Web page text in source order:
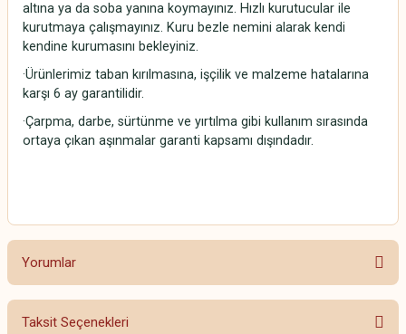
altına ya da soba yanına koymayınız. Hızlı kurutucular ile
kurutmaya çalışmayınız. Kuru bezle nemini alarak kendi
kendine kurumasını bekleyiniz.
·Ürünlerimiz taban kırılmasına, işçilik ve malzeme hatalarına
karşı 6 ay garantilidir.
·Çarpma, darbe, sürtünme ve yırtılma gibi kullanım sırasında
ortaya çıkan aşınmalar garanti kapsamı dışındadır.
Yorumlar
Taksit Seçenekleri